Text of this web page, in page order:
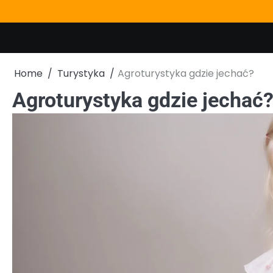
to
Home Turystyka Agroturystyka gdzie jechać?
Agroturystyka gdzie jechać?